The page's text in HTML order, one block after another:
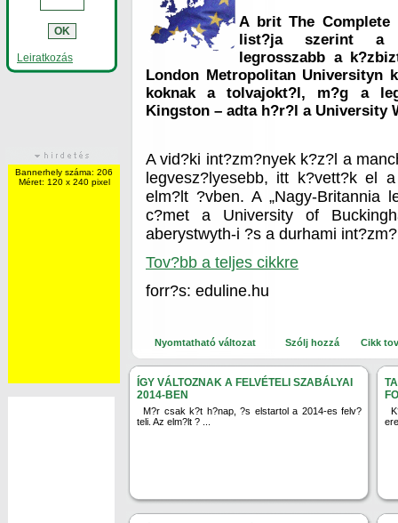
Leiratkozás
Bannerhely száma: 206
Méret: 120 x 240 pixel
A brit The Complete
list?ja szerint a
legrosszabb a
London Metropolitan Universityn
koknak a tolvajokt?l, m?g a
Kingston – adta h?r?l a University
A vid?ki int?zm?nyek k?z?l a
legvesz?lyesebb, itt k?vett?k el
elm?lt ?vben. A „Nagy-Britannia
c?met a University of
aberystwyth-i ?s a durhami
Tov?bb a teljes cikkre
forr?s: eduline.hu
Nyomtatható változat Szólj hozzá Cikk
ÍGY VÁLTOZNAK A FELVÉTELI SZABÁLYAI
2014-BEN
M?r csak k?t h?nap, ?s elstartol a 2014-es felv?
teli. Az elm?lt ? ...